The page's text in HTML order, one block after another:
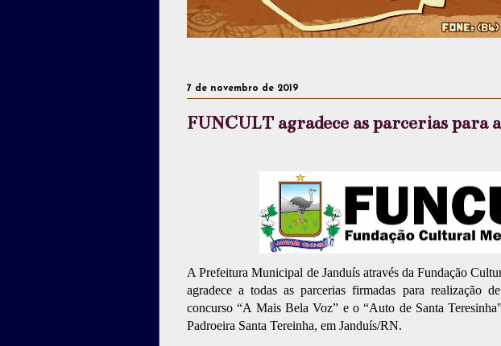
7 de novembro de 2019
FUNCULT agradece as parcerias para
A Prefeitura Municipal de Janduís através da Fundação
agradece a todas as parcerias firmadas para realização
concurso “A Mais Bela Voz” e o “Auto de Santa
Padroeira Santa Tereinha, em Janduís/RN.